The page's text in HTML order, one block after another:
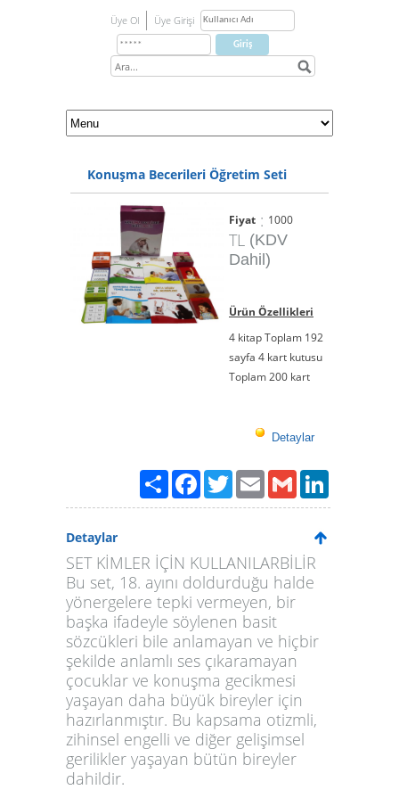
Üye Ol Üye Girişi
Konuşma Becerileri Öğretim Seti
Fiyat : 1000
TL (KDV
Dahil)
Ürün Özellikleri
4 kitap Toplam 192
sayfa 4 kart kutusu
Toplam 200 kart
Detaylar
PaylaşFacebook
TwitterEmailGmail
Detaylar
SET KİMLER İÇİN KULLANILARBİLİR
Bu set, 18. ayını doldurduğu halde
yönergelere tepki vermeyen, bir
başka ifadeyle söylenen basit
sözcükleri bile anlamayan ve hiçbir
şekilde anlamlı ses çıkaramayan
çocuklar ve konuşma gecikmesi
yaşayan daha büyük bireyler için
hazırlanmıştır. Bu kapsama otizmli,
zihinsel engelli ve diğer gelişimsel
gerilikler yaşayan bütün bireyler
dahildir.